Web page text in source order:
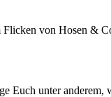
von Hosen &
Euch unter